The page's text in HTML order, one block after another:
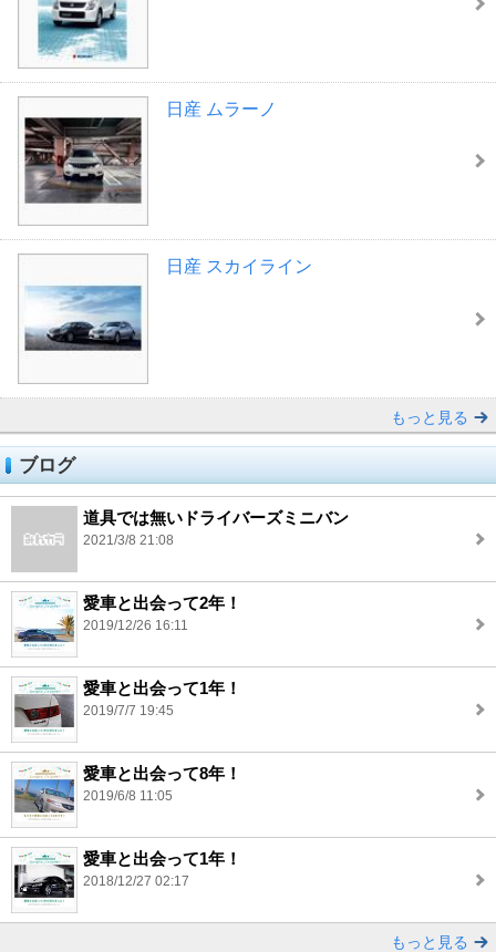
日産 ムラーノ
日産 スカイライン
もっと見る
ブログ
道具では無いドライバーズミニバン
2021/3/8 21:08
愛車と出会って2年！
2019/12/26 16:11
愛車と出会って1年！
2019/7/7 19:45
愛車と出会って8年！
2019/6/8 11:05
愛車と出会って1年！
2018/12/27 02:17
もっと見る